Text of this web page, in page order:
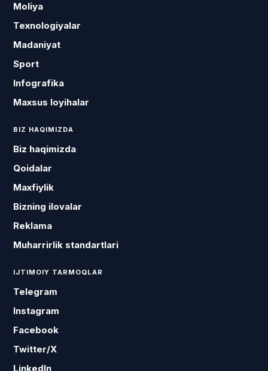
Moliya
Texnologiyalar
Madaniyat
Sport
Infografika
Maxsus loyihalar
BIZ HAQIMIZDA
Biz haqimizda
Qoidalar
Maxfiylik
Bizning ilovalar
Reklama
Muharrirlik standartlari
IJTIMOIY TARMOQLAR
Telegram
Instagram
Facebook
Twitter/X
LinkedIn